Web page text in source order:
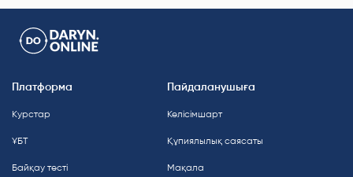
Платформа
Курстар
ҰБТ
Байқау тесті
Пайдаланушыға
Келісімшарт
Құпиялылық саясаты
Мақала